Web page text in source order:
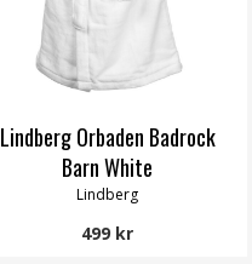
Lindberg Orbaden Badrock
Barn White
Lindberg
499 kr